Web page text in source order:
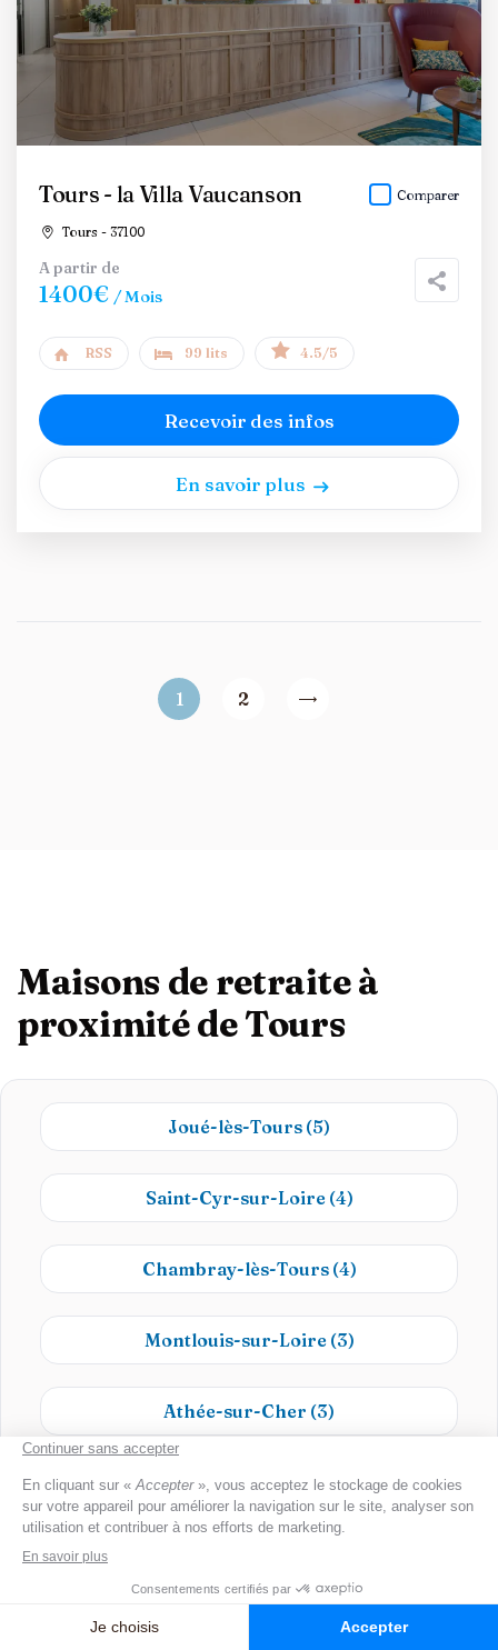
Tours - la Villa Vaucanson
Tours - 37100
Comparer
A partir de
1400€ / Mois
RSS 99 lits 4.5/5
Recevoir des infos
En savoir plus
1 2
Maisons de retraite à
proximité de Tours
Joué-lès-Tours (5)
Saint-Cyr-sur-Loire (4)
Chambray-lès-Tours (4)
Montlouis-sur-Loire (3)
Athée-sur-Cher (3)
Bléré(2)